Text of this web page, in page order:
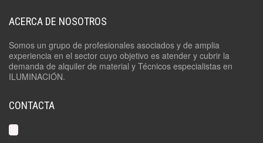
ACERCA DE NOSOTROS
Somos un grupo de profesionales asociados y de amplia
experiencia en el sector cuyo objetivo es atender y cubrir la
demanda de alquiler de material y Técnicos especialistas en
ILUMINACIÓN.
CONTACTA